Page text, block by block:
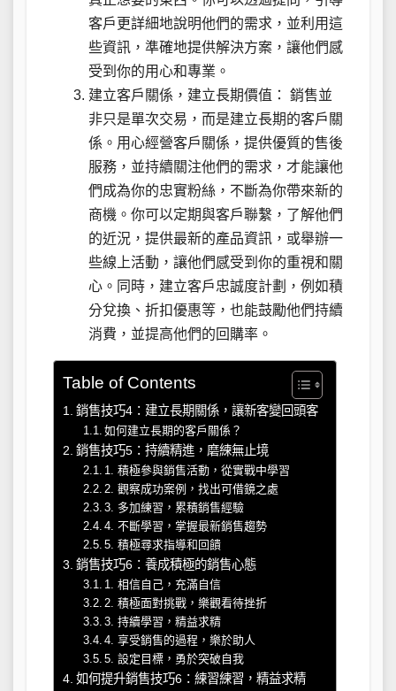
客戶更詳細地說明他們的需求，並利用這
些資訊，準確地提供解決方案，讓他們感
受到你的用心和專業。
建立客戶關係，建立長期價值： 銷售並
非只是單次交易，而是建立長期的客戶關
係。用心經營客戶關係，提供優質的售後
服務，並持續關注他們的需求，才能讓他
們成為你的忠實粉絲，不斷為你帶來新的
商機。你可以定期與客戶聯繫，了解他們
的近況，提供最新的產品資訊，或舉辦一
些線上活動，讓他們感受到你的重視和關
心。同時，建立客戶忠誠度計劃，例如積
分兌換、折扣優惠等，也能鼓勵他們持續
消費，並提高他們的回購率。
Table of Contents
銷售技巧4：建立長期關係，讓新客變回頭客
如何建立長期的客戶關係？
銷售技巧5：持續精進，磨練無止境
1. 積極參與銷售活動，從實戰中學習
2. 觀察成功案例，找出可借鏡之處
3. 多加練習，累積銷售經驗
4. 不斷學習，掌握最新銷售趨勢
5. 積極尋求指導和回饋
銷售技巧6：養成積極的銷售心態
1. 相信自己，充滿自信
2. 積極面對挑戰，樂觀看待挫折
3. 持續學習，精益求精
4. 享受銷售的過程，樂於助人
5. 設定目標，勇於突破自我
如何提升銷售技巧6：練習練習，精益求精